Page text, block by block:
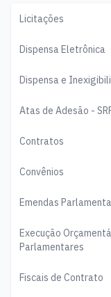
Licitações
Dispensa Eletrônica
Dispensa e
Atas de Adesão -
Contratos
Convênios
Emendas
Execução
Parlamentares
Fiscais de Contrato